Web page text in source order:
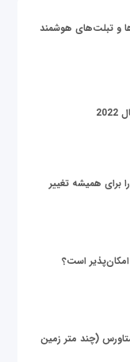
و تبلت‌های هوشمند
برای همیشه تغییر
امکان‌پذیر است؟
در متاورس (چند متر زمین